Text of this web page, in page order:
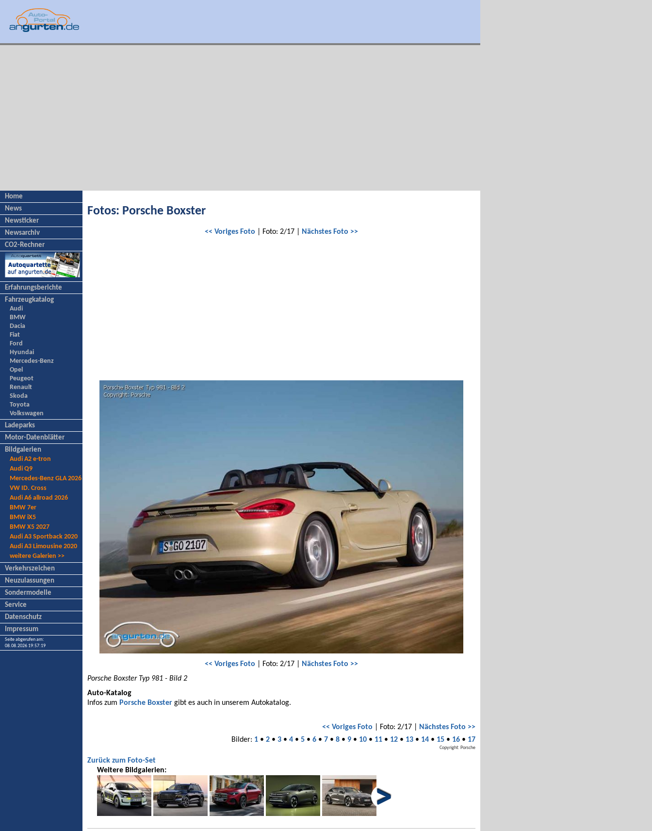
Home
News
Newsticker
Newsarchiv
CO2-Rechner
Erfahrungsberichte
Fahrzeugkatalog
Audi
BMW
Dacia
Fiat
Ford
Hyundai
Mercedes-Benz
Opel
Peugeot
Renault
Skoda
Toyota
Volkswagen
Ladeparks
Motor-Datenblätter
Bildgalerien
Audi A2 e-tron
Audi Q9
Mercedes-Benz GLA 2026
VW ID. Cross
Audi A6 allroad 2026
BMW 7er
BMW iX5
BMW X5 2027
Audi A3 Sportback 2020
Audi A3 Limousine 2020
weitere Galerien >>
Verkehrszeichen
Neuzulassungen
Sondermodelle
Service
Datenschutz
Impressum
Seite abgerufen am:
08.08.2026 19:57:19
Fotos: Porsche Boxster
<< Voriges Foto | Foto: 2/17 | Nächstes Foto >>
<< Voriges Foto | Foto: 2/17 |
Nächstes Foto >>
Porsche Boxster Typ 981 - Bild 2
Auto-Katalog
Infos zum Porsche Boxster gibt es auch in unserem Autokatalog.
<< Voriges Foto | Foto: 2/17 |
Nächstes Foto >>
Bilder: 1 • 2 • 3 • 4 • 5 • 6 • 7 • 8 • 9 • 10 • 11 • 12 • 13 • 14 • 15 • 16 • 17
Copyright: Porsche
Zurück zum Foto-Set
Weitere Bildgalerien: